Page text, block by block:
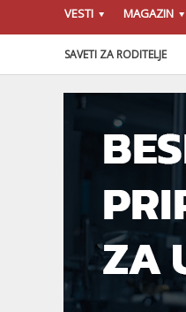
VESTI MAGAZIN
SAVETI ZA RODITELJE